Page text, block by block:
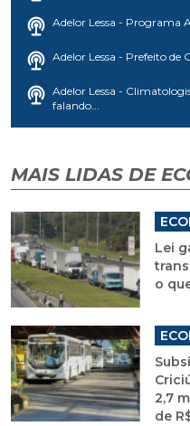
Adelor Lessa - Programa
Adelor Lessa - Prefeito de
Adelor Lessa -
falando...
MAIS LIDAS DE
Lei
o
2,7
de